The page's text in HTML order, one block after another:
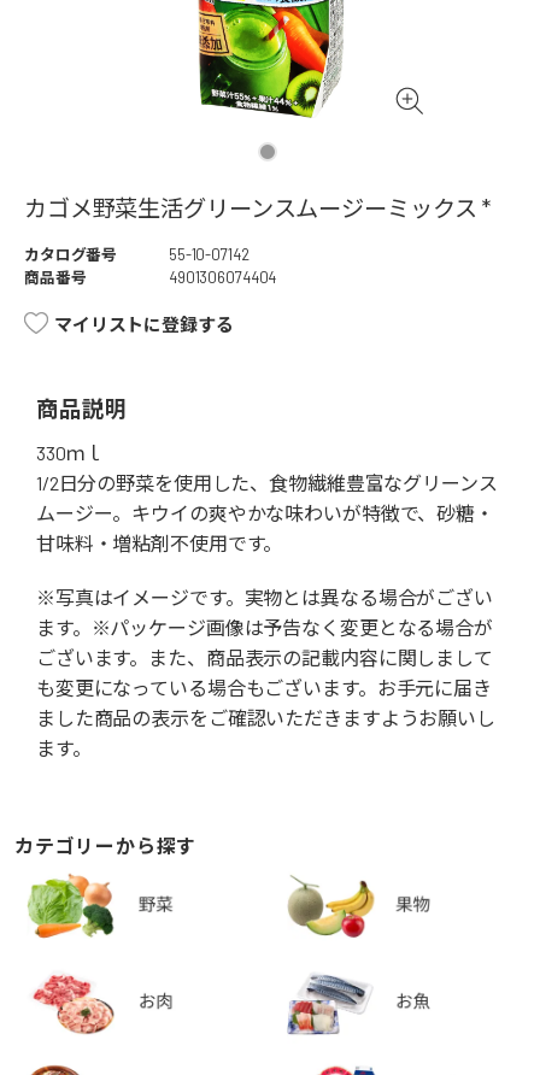
カゴメ野菜生活グリーンスムージーミックス *
カタログ番号
55-10-07142
商品番号
4901306074404
マイリストに登録する
商品説明
330ｍｌ
1/2日分の野菜を使用した、食物繊維豊富なグリーンス
ムージー。キウイの爽やかな味わいが特徴で、砂糖・
甘味料・増粘剤不使用です。
※写真はイメージです。実物とは異なる場合がござい
ます。※パッケージ画像は予告なく変更となる場合が
ございます。また、商品表示の記載内容に関しまして
も変更になっている場合もございます。お手元に届き
ました商品の表示をご確認いただきますようお願いし
ます。
カテゴリーから探す